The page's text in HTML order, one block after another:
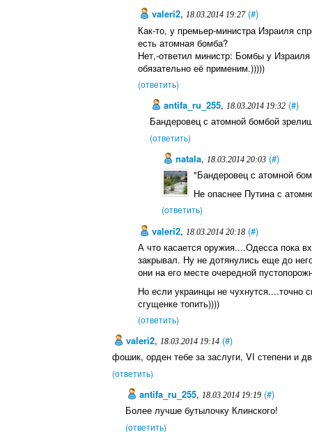
valeri2, 18.03.2014 19:27 (#)
Как-то, у премьер-министра Израиля
есть атомная бомба?
Нет,-ответил министр: Бомбы у
обязательно её применим.)))))
(ответить)
antifa_ru_255,18.03.2014 19:32 (#)
Бандеровец с атомной бомбой
(ответить)
natala, 18.03.2014 20:03 (#)
"Бандеровец с атомной
Не опаснее Путина с
(ответить)
valeri2, 18.03.2014 20:18 (#)
А что касается оружия....Одесса пока
закрывал. Ну не дотянулись еще до
они на его месте очередной
Но если украинцы не чухнутся....точно
сгущенке топить))))
(ответить)
valeri2,18.03.2014 19:14 (#)
фошик, орден тебе за заслуги, VI степени и
(ответить)
antifa_ru_255, 18.03.2014 19:19 (#)
Более лучше бутылочку Клинского!
(ответить)